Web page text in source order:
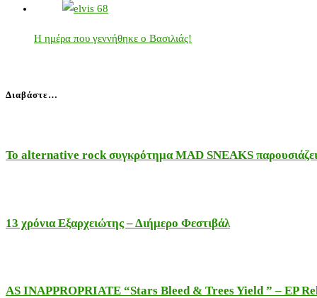
Η ημέρα που γεννήθηκε ο Βασιλιάς!
Διαβάστε…
Το alternative rock συγκρότημα MAD SNEAKS
13 χρόνια Εξαρχειώτης – Διήμερο Φεστιβάλ
AS INAPPROPRIATE “Stars Bleed & Trees Yield ” – EP